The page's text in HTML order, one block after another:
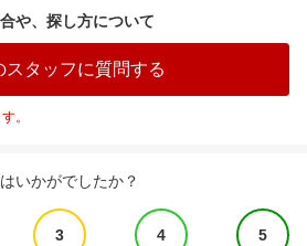
や、探し方について
スタッフに質問する
。
いかがでしたか？
3 4 5